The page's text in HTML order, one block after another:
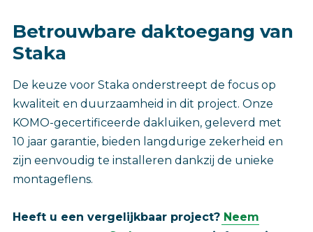
Betrouwbare daktoegang van
Staka
De keuze voor Staka onderstreept de focus op
kwaliteit en duurzaamheid in dit project. Onze
KOMO-gecertificeerde dakluiken, geleverd met
10 jaar garantie, bieden langdurige zekerheid en
zijn eenvoudig te installeren dankzij de unieke
montageflens.
Heeft u een vergelijkbaar project? Neem